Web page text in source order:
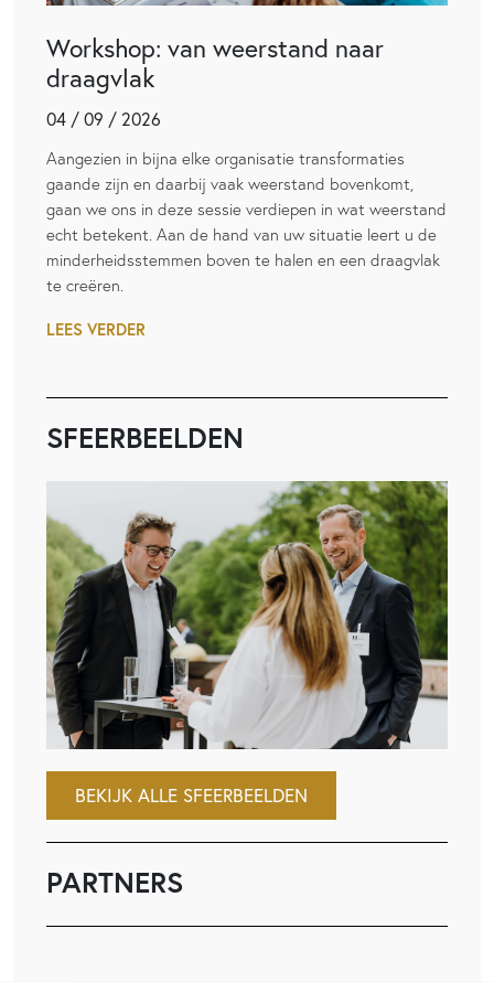
Workshop: van weerstand naar
draagvlak
04 / 09 / 2026
Aangezien in bijna elke organisatie transformaties
gaande zijn en daarbij vaak weerstand bovenkomt,
gaan we ons in deze sessie verdiepen in wat weerstand
echt betekent. Aan de hand van uw situatie leert u de
minderheidsstemmen boven te halen en een draagvlak
te creëren.
LEES VERDER
SFEERBEELDEN
BEKIJK ALLE SFEERBEELDEN
PARTNERS